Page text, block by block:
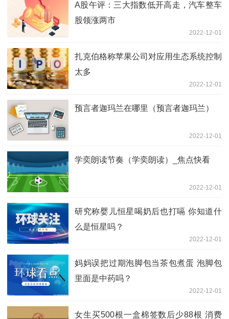
A股午评：三大指数低开高走，汽车整车
股领涨两市
2022-12-01
扎克伯格称苹果公司对应用生态系统控制
太多
2022-12-01
预言者迦玛兰在哪里（预言者迦玛兰）
2022-12-01
学奕朗读节奏（学奕朗读）_焦点快看
2022-12-01
研究称婴儿恒星喝奶后也打嗝 你知道什
么是恒星吗？
2022-12-01
妈妈误把过期泡脚包当茶包煮蛋 泡脚包
里面是中药吗？
2022-12-01
女生买500根一盒棉签数后少88根 消费